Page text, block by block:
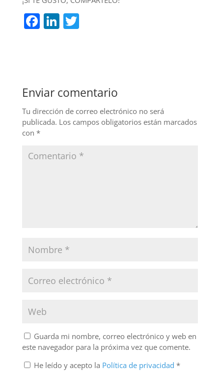
F
b
o
o
k
Li
n
T
Enviar comentario
Tu dirección de correo electrónico no será
publicada. Los campos obligatorios están marcados
con *
Guarda mi nombre, correo electrónico y web en
este navegador para la próxima vez que comente.
He leído y acepto la Política de privacidad *